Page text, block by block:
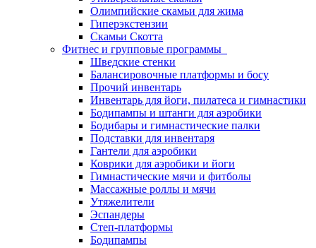
Олимпийские скамьи для жима
Гиперэкстензии
Скамьи Скотта
Фитнес и групповые программы
Шведские стенки
Балансировочные платформы и босу
Прочий инвентарь
Инвентарь для йоги, пилатеса и гимнастики
Бодипампы и штанги для аэробики
Бодибары и гимнастические палки
Подставки для инвентаря
Гантели для аэробики
Коврики для аэробики и йоги
Гимнастические мячи и фитболы
Массажные роллы и мячи
Утяжелители
Эспандеры
Степ-платформы
Бодипампы